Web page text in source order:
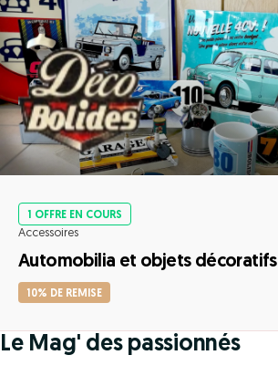
1 OFFRE EN COURS
Accessoires
Automobilia et objets décoratifs
10% DE REMISE
Le Mag' des passionnés